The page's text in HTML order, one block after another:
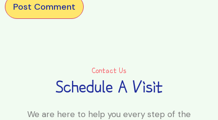
Contact Us
Schedule A Visit
We are here to help you every step of the